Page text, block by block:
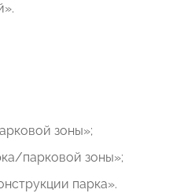
зоны»;
парковой зоны»;
парка».